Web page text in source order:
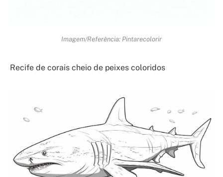
Imagem/Referência: Pintarecolorir
Recife de corais cheio de peixes coloridos